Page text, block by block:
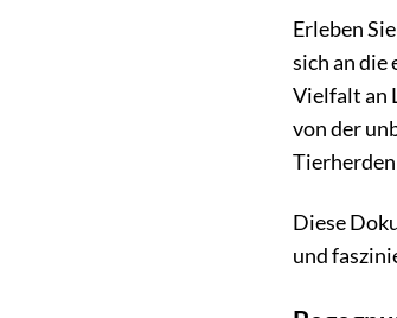
Erleben
sich an die
Vielfalt an
von der
Tierherden
Diese
und